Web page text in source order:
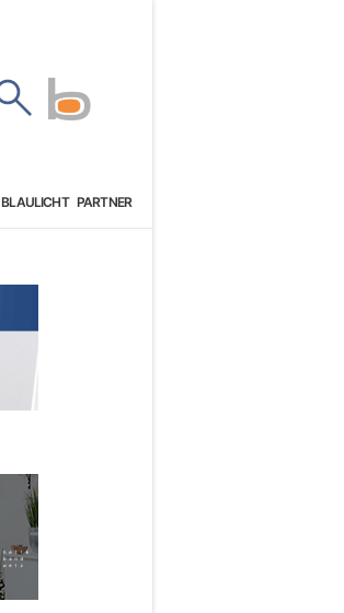
BLAULICHT PARTNER